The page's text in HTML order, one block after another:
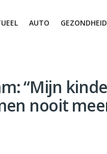
AUTO GEZONDHEID
“Mijn
nooit